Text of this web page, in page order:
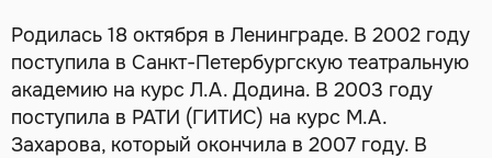
Родилась 18 октября в Ленинграде. В 2002 году
поступила в Санкт-Петербургскую театральную
академию на курс Л.А. Додина. В 2003 году
поступила в РАТИ (ГИТИС) на курс М.А.
Захарова, который окончила в 2007 году. В